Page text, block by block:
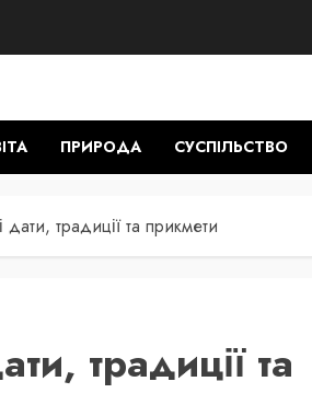
ПРИРОДА СУСПІЛЬСТВО
дати, традиції та прикмети
традиції та